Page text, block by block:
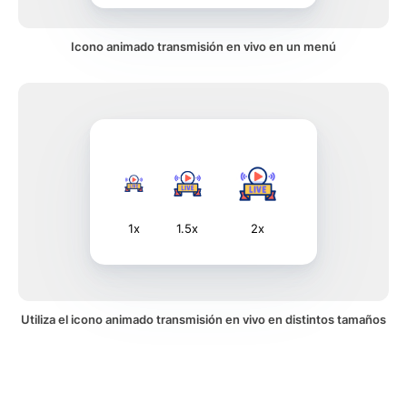
Icono animado transmisión en vivo en un menú
1x 1.5x 2x
Utiliza el icono animado transmisión en vivo en distintos tamaños